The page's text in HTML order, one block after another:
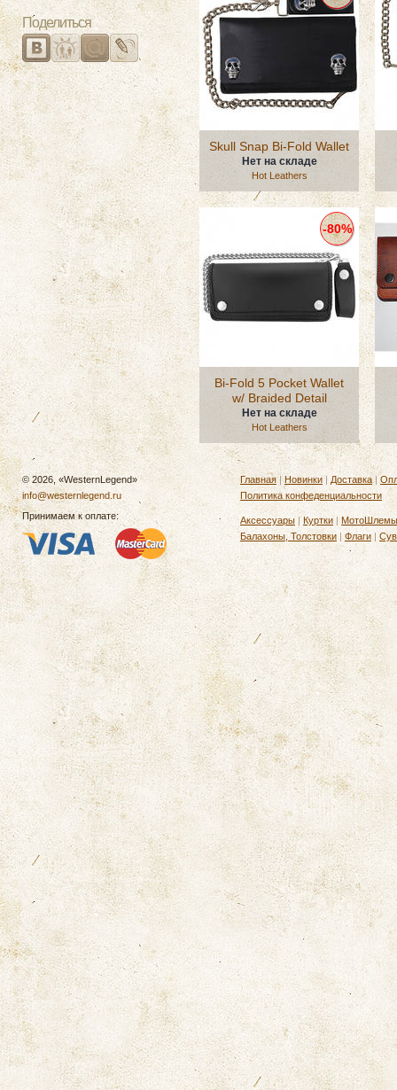
Поделиться
Skull Snap Bi-Fold Wallet
Нет на складе
Hot Leathers
Bi-Fold 5 Pocket Wallet
w/ Braided Detail
Нет на складе
Hot Leathers
-80%
© 2026, «WesternLegend»
info@westernlegend.ru
Принимаем к оплате:
Главная| Новинки| Доставка |
Политика конфеденциальности
Аксессуары | Куртки | МотоШлемы
Балахоны, Толстовки | Флаги |